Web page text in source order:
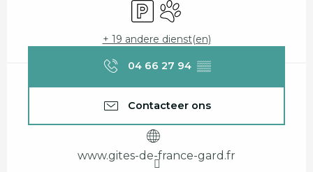
Parkeerplaats
Dieren toegelaten
+ 19 andere dienst(en)
04 66 27 94 ▒▒
Contacteer ons
www.gites-de-france-gard.fr